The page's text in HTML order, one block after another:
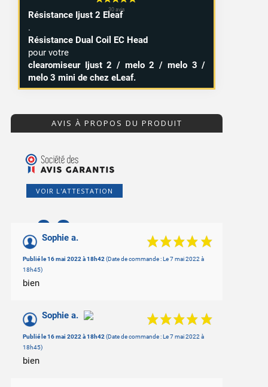
Résistance Ijust 2 Eleaf
.
Résistance Dual Coil EC Head
pour votre
clearomiseur Ijust 2 / melo 2 / melo 3 /
melo 3 mini de chez eLeaf.
AVIS À PROPOS DU PRODUIT
VOIR L'ATTESTATION
9.3/10
Basé sur 51 avis
Sophie a.
Publié le 16 mai 2022 à 18h42(Date de commande : Le 7 mai 2022 à
18h45)
bien
Sophie a.
Publié le 16 mai 2022 à 18h42(Date de commande : Le 7 mai 2022 à
18h45)
bien